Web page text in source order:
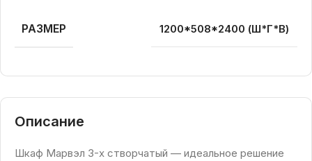
Описание
Шкаф Марвэл 3-х створчатый — идеальное решение
РАЗМЕР 1200*508*2400 (Ш*Г*В)